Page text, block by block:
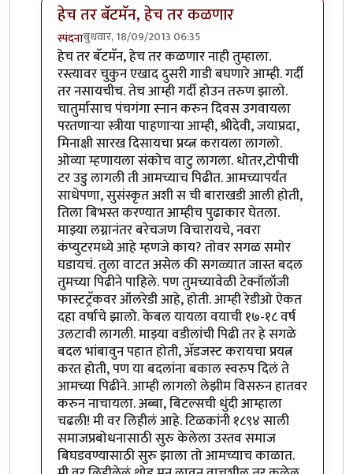
हेच तर बॅटमॅन, हेच तर कळणार
स्पंदनाबुधवार, 18/09/2013 06:35
In reply toलेख मस्त नॉस्टॅल्जिक. पणbyबॅटमॅन
हेच तर बॅटमॅन, हेच तर कळणार नाही तुम्हाला.
रस्त्यावर चुकुन एखाद दुसरी गाडी बघणारे आम्ही. गर्दी
तर नसायचीच. तेच आम्ही गर्दी होउन तरुण झालो.
चातुर्मासाच पंचगंगा स्नान करुन दिवस उगवायला
परतणार्‍या स्त्रीया पाहणार्‍या आम्ही, श्रीदेवी, जयाप्रदा,
मिनाक्षी सारख दिसायचा प्रय्त्न करायला लागलो.
ओव्या म्हणायला संकोच वाटु लागला. धोतर,टोपीची
टर उडु लागली ती आमच्याच पिढीत. आमच्यापर्यंत
साधेपणा, सुसंस्कृत अशी स ची बाराखडी आली होती,
तिला बिभस्त करण्यात आम्हीच पुढाकार घेतला.
माझ्या लग्नानंतर बरेचजण विचारायचे, नवरा
कंप्युटरमध्ये आहे म्हणजे काय? तोवर सगळ समोर
घडायचं. तुला वाटत असेल की सगळ्यात जास्त बदल
तुमच्या पिढीने पाहिले. पण तुमच्यावेळी टेक्नॉलॉजी
फास्टट्रॅकवर ऑलरेडी आहे, होती. आम्ही रेडीओ ऐकत
दहा वर्षाचे झालो. केबल यायला वयाची १७-१८ वर्ष
उलटावी लागली. माझ्या वडीलांची पिढी तर हे सगळे
बदल भांबावुन पहात होती, अ‍ॅडजस्ट करायचा प्रयत्न
करत होती, पण या बदलांना बकाल स्वरुप दिलं ते
आमच्या पिढीने. आम्ही लागलो लेझीम विसरुन हातवर
करुन नाचायला. अब्बा, बिटल्सची धुंदी आम्हाला
चढली! मी वर लिहीलं आहे. टिळकांनी १८९४ साली
समाजप्रबोधनासाठी सुरु केलेला उस्तव समाज
बिघडवण्यासाठी सुरु झाला तो आमच्याच काळात.